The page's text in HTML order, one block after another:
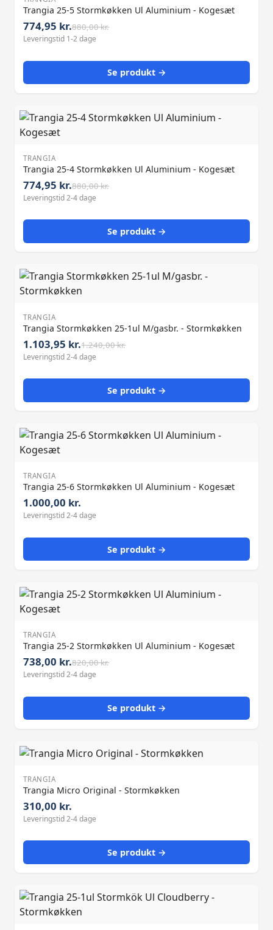
Trangia 25-5 Stormkøkken Ul Aluminium - Kogesæt
774,95 kr.880,00 kr.
Leveringstid 1-2 dage
Se produkt →
TRANGIA
Trangia 25-4 Stormkøkken Ul Aluminium - Kogesæt
774,95 kr.880,00 kr.
Leveringstid 2-4 dage
Se produkt →
TRANGIA
Trangia Stormkøkken 25-1ul M/gasbr. - Stormkøkken
1.103,95 kr.1.240,00 kr.
Leveringstid 2-4 dage
Se produkt →
TRANGIA
Trangia 25-6 Stormkøkken Ul Aluminium - Kogesæt
1.000,00 kr.
Leveringstid 2-4 dage
Se produkt →
TRANGIA
Trangia 25-2 Stormkøkken Ul Aluminium - Kogesæt
738,00 kr.820,00 kr.
Leveringstid 2-4 dage
Se produkt →
TRANGIA
Trangia Micro Original - Stormkøkken
310,00 kr.
Leveringstid 2-4 dage
Se produkt →